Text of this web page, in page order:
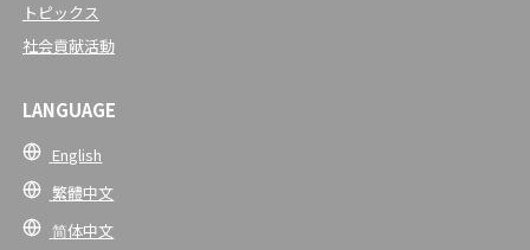
トピックス
社会貢献活動
LANGUAGE
English
繁體中文
简体中文